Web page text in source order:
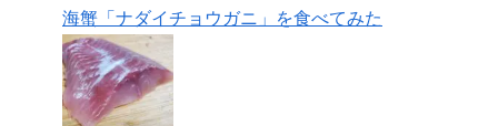
海蟹「ナダイチョウガニ」を食べてみた